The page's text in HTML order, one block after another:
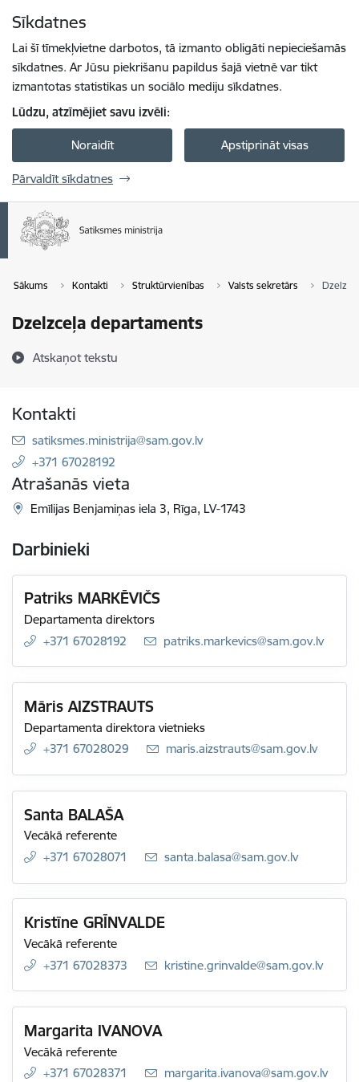
Sīkdatnes
Lai šī tīmekļvietne darbotos, tā izmanto obligāti nepieciešamās
sīkdatnes. Ar Jūsu piekrišanu papildus šajā vietnē var tikt
izmantotas statistikas un sociālo mediju sīkdatnes.
Lūdzu, atzīmējiet savu izvēli:
Noraidīt Apstiprināt visas
Pārvaldīt sīkdatnes
Sākums Kontakti Struktūrvienības Valsts sekretārs
Dzelzceļa departaments
Atskaņot tekstu
Kontakti
E-pasts:
satiksmes.ministrija@sam.gov.lv
+371 67028192
Atrašanās vieta
Emīlijas Benjamiņas iela 3, Rīga, LV-1743
Darbinieki
Patriks MARKĒVIČS
Departamenta direktors
+371 67028192
E-pasts:
patriks.markevics@sam.gov.lv
Māris AIZSTRAUTS
Departamenta direktora vietnieks
+371 67028029
E-pasts:
maris.aizstrauts@sam.gov.lv
Santa BALAŠA
Vecākā referente
+371 67028071
E-pasts:
santa.balasa@sam.gov.lv
Kristīne GRĪNVALDE
Vecākā referente
+371 67028373
E-pasts:
kristine.grinvalde@sam.gov.lv
Margarita IVANOVA
Vecākā referente
+371 67028371
E-pasts:
margarita.ivanova@sam.gov.lv